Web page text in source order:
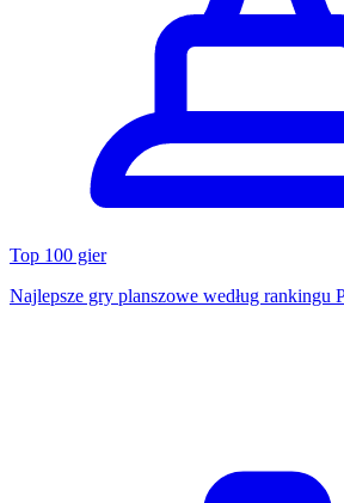
Top 100 gier
Najlepsze gry planszowe według rankingu